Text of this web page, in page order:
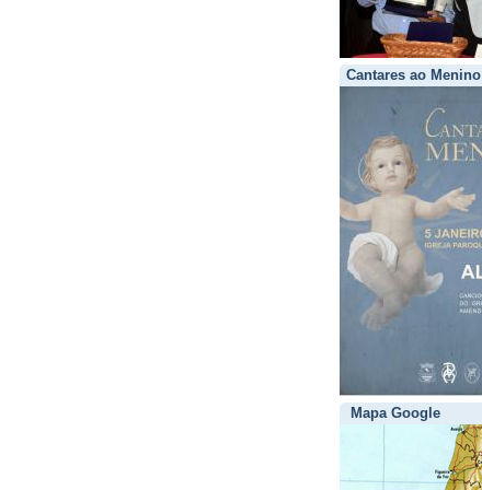
Cantares ao Menino
Mapa Google